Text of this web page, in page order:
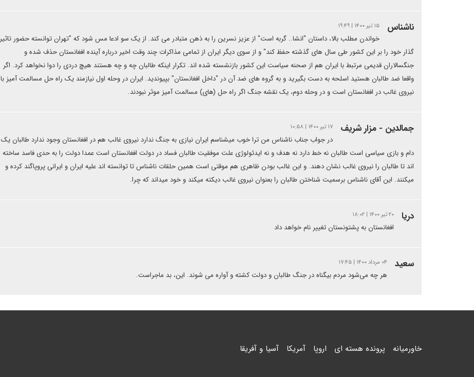
ناشناس ۱۵ تیر ۱۴۰۰ | ۱۹:۴۹
خواندن مطلب بالا، داستان "انشا.. گربه است" از عزیز نسرین را به ذهن متبادر می کند. از یک سو ادعا مس شود که "تهران توانسته حضور تاثیر
گذار خود را بر این کشور طی سال های گذشته حفظ کند" و از سوی دیگر ایران از تمامی مذاکرات چند وقت اخیر درباره آینده افغانستان حذف شده و
جنگسالاران قدیمی مرتبط با ایران هم از صحنه سیاست این کشور بازنشسته شده اند. تکرار اینکه طالبان چه و چه هستند هیچ دردی را دوا نخواهد کرد. اگر
واقعا ضد طالبان هستید اسلحه به دست بگیرید و به گروه های ضد آن در "داخل افغانستان" بپیوندید. ایران در وحله اول نیازمند یک راه حل مسالمت آمیز با
نیروی غالب در افغانستان است و در وحله دوم، یک نقشه جنگ اگر راه حل (های) مسالمت آمیز موثر نبودند.
جمالدین - مزار شریف ۱۷ تیر ۱۴۰۰ | ۱۰:۵۸
در جواب جناب ناشناس من ترا خوب میشناسم ایران نیازی به جنگ ندارد نیروی غالب هم در افغانستان وجود ندارد طالبان یک
دام و بازی سیاسی است طالبان نه خط دارد نه هدف و نه ایدئولوژی علت موفقیت طالبان فساد در دولت افغانستان است عمدا دولت را به حدی فاسد ساخته
اند تا طالبان را نیروی غالب نشان دهند. و این غالب بودن ظاهری هم موقتی است همین حلقات ناشناس تا توانسته اند علیه ایران و ایرانی پروپاگند کرده و
میکنند. این آقای ناشناس برسمیت شناختن طالبان را بعنوان نیروی غالب دیکته میکند و خود میداند که چرا.
دریا ۲۰ تیر ۱۴۰۰ | ۱۸:۰۲
افغانستان به پشتونستان تغییر نام خواهد داد
سعید ۰۴ مرداد ۱۴۰۰ | ۱۷:۴۵
هر چه می‌شود مردم بیگناه در جنگ طالبان و دولت کشته و آواره می شوند. این، بد ماجراست.
خاورمیانه پرونده هسته ای اروپا آمریکا آسیا و آفریقا